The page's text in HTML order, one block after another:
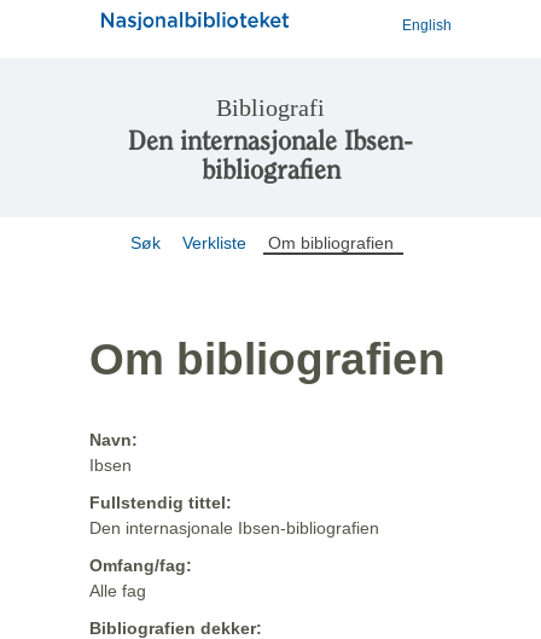
English
Bibliografi
Den internasjonale Ibsen-
bibliografien
Søk Verkliste Om bibliografien
Om bibliografien
Navn:
Ibsen
Fullstendig tittel:
Den internasjonale Ibsen-bibliografien
Omfang/fag:
Alle fag
Bibliografien dekker: